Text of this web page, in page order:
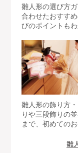
雛人形の選び方
合わせたおすす
びのポイントも
雛人形の飾り方
りや三段飾りの
まで、初めての
雛